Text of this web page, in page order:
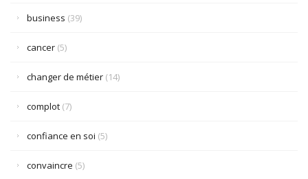
business (39)
cancer (5)
changer de métier (14)
complot (7)
confiance en soi (5)
convaincre (5)